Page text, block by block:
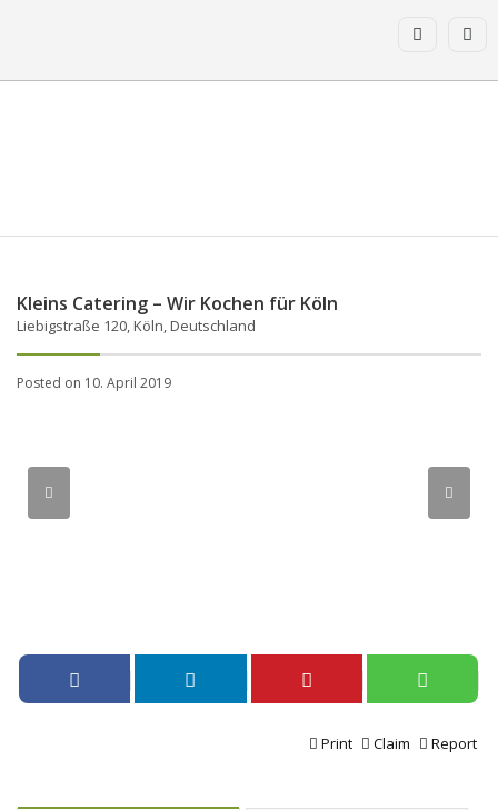
Kleins Catering – Wir Kochen für Köln
Liebigstraße 120, Köln, Deutschland
Posted on 10. April 2019
Report
Claim
Print